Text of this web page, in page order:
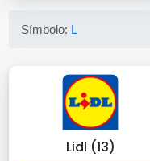
Símbolo: L
Lidl (13)